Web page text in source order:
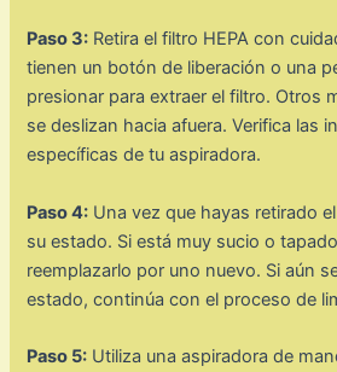
Paso 3: Retira el filtro HEPA con
tienen un botón de liberación o una
presionar para extraer el filtro. Otros
se deslizan hacia afuera. Verifica las
específicas de tu aspiradora.
Paso 4: Una vez que hayas retirado
su estado. Si está muy sucio o
reemplazarlo por uno nuevo. Si aún
estado, continúa con el proceso de
Paso 5: Utiliza una aspiradora de